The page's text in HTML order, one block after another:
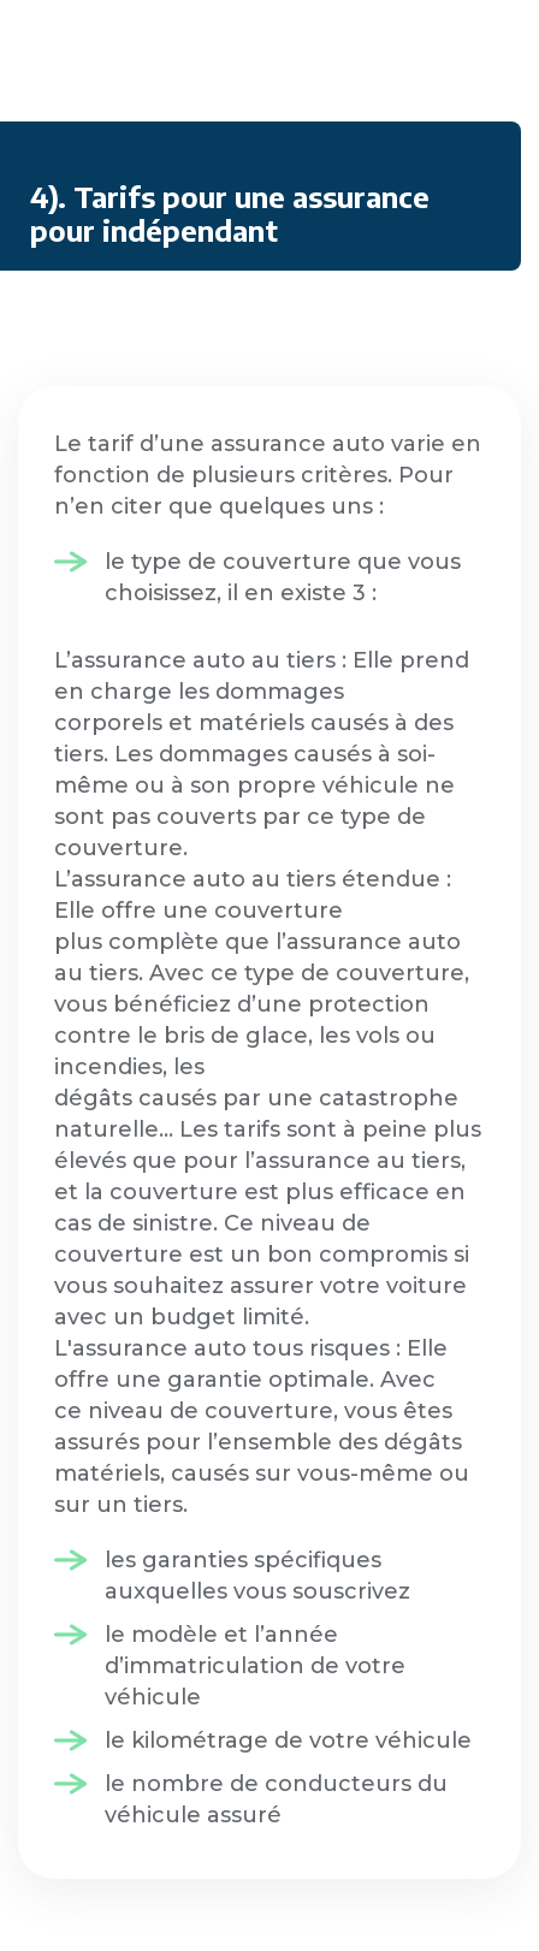
4). Tarifs pour une assurance
pour indépendant
Le tarif d’une assurance auto varie en
fonction de plusieurs critères. Pour
n’en citer que quelques uns :
le type de couverture que vous
choisissez, il en existe 3 :
L’assurance auto au tiers : Elle prend
en charge les dommages
corporels et matériels causés à des
tiers. Les dommages causés à soi-
même ou à son propre véhicule ne
sont pas couverts par ce type de
couverture.
L’assurance auto au tiers étendue :
Elle offre une couverture
plus complète que l’assurance auto
au tiers. Avec ce type de couverture,
vous bénéficiez d’une protection
contre le bris de glace, les vols ou
incendies, les
dégâts causés par une catastrophe
naturelle... Les tarifs sont à peine plus
élevés que pour l’assurance au tiers,
et la couverture est plus efficace en
cas de sinistre. Ce niveau de
couverture est un bon compromis si
vous souhaitez assurer votre voiture
avec un budget limité.
L'assurance auto tous risques : Elle
offre une garantie optimale. Avec
ce niveau de couverture, vous êtes
assurés pour l’ensemble des dégâts
matériels, causés sur vous-même ou
sur un tiers.
les garanties spécifiques
auxquelles vous souscrivez
le modèle et l’année
d’immatriculation de votre
véhicule
le kilométrage de votre véhicule
le nombre de conducteurs du
véhicule assuré